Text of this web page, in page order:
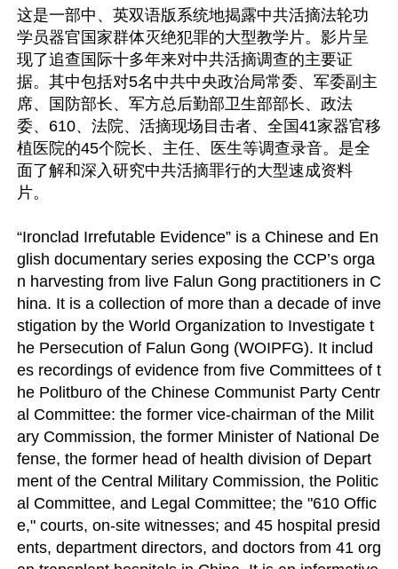
这是一部中、英双语版系统地揭露中共活摘法轮功
学员器官国家群体灭绝犯罪的大型教学片。影片呈
现了追查国际十多年来对中共活摘调查的主要证
据。其中包括对5名中共中央政治局常委、军委副主
席、国防部长、军方总后勤部卫生部部长、政法
委、610、法院、活摘现场目击者、全国41家器官移
植医院的45个院长、主任、医生等调查录音。是全
面了解和深入研究中共活摘罪行的大型速成资料
片。
“Ironclad Irrefutable Evidence” is a Chinese and En
glish documentary series exposing the CCP’s orga
n harvesting from live Falun Gong practitioners in C
hina. It is a collection of more than a decade of inve
stigation by the World Organization to Investigate t
he Persecution of Falun Gong (WOIPFG). It includ
es recordings of evidence from five Committees of t
he Politburo of the Chinese Communist Party Centr
al Committee: the former vice-chairman of the Milit
ary Commission, the former Minister of National De
fense, the former head of health division of Depart
ment of the Central Military Commission, the Politic
al Committee, and Legal Committee; the "610 Offic
e," courts, on-site witnesses; and 45 hospital presid
ents, department directors, and doctors from 41 org